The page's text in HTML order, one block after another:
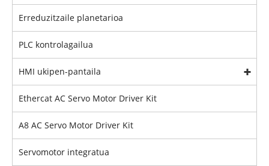
Erreduzitzaile planetarioa
PLC kontrolagailua
HMI ukipen-pantaila
Ethercat AC Servo Motor Driver Kit
A8 AC Servo Motor Driver Kit
Servomotor integratua